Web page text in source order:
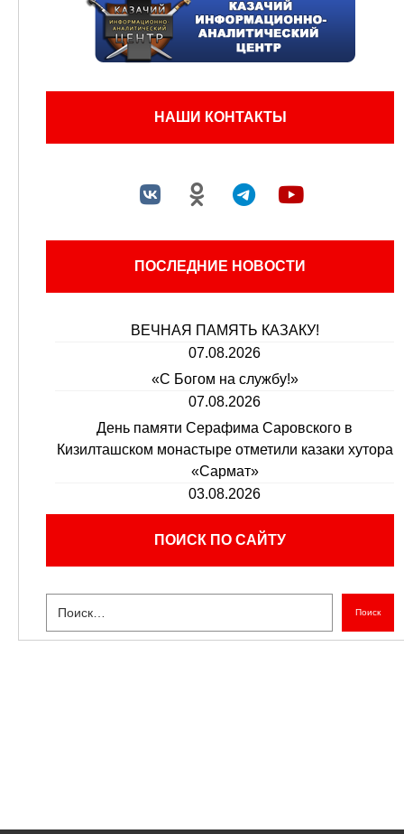
НАШИ КОНТАКТЫ
ПОСЛЕДНИЕ НОВОСТИ
ВЕЧНАЯ ПАМЯТЬ КАЗАКУ!
07.08.2026
«С Богом на службу!»
07.08.2026
День памяти Серафима Саровского в
Кизилташском монастыре отметили казаки хутора
«Сармат»
03.08.2026
ПОИСК ПО САЙТУ
Поиск